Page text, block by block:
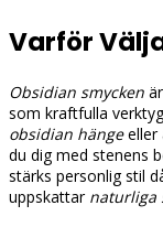
Varför
Obsidian smycken
som kraftfulla
obsidian hängeeller
du dig med stenens
stärks personlig stil
uppskattar naturliga